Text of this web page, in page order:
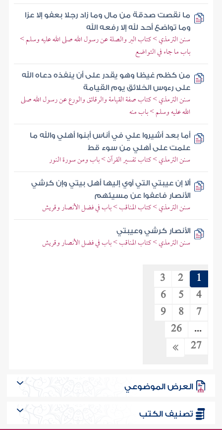
ما نقصت صدقة من مال وما زاد رجلا بعفو إلا عزا
وما تواضع أحد لله إلا رفعه الله
سنن الترمذي > كتاب البر والصلة عن رسول الله صلى الله عليه وسلم >
باب ما جاء في التواضع
من كظم غيظا وهو يقدر على أن ينفذه دعاه الله
على رءوس الخلائق يوم القيامة
سنن الترمذي > كتاب صفة القيامة والرقائق والورع عن رسول الله صلى
الله عليه وسلم > باب منه
أما بعد أشيروا علي في أناس أبنوا أهلي والله ما
علمت على أهلي من سوء قط
سنن الترمذي > كتاب تفسير القرآن > باب ومن سورة النور
ألا إن عيبتي التي آوي إليها أهل بيتي وإن كرشي
الأنصار فاعفوا عن مسيئهم
سنن الترمذي > كتاب المناقب > باب في فضل الأنصار وقريش
الأنصار كرشي وعيبتي
سنن الترمذي > كتاب المناقب > باب في فضل الأنصار وقريش
1
2
3
4
5
6
7
8
9
...
26
27
العرض الموضوعي
تصنيف الكتب